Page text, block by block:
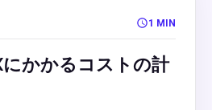
1 MIN
かかるコストの計